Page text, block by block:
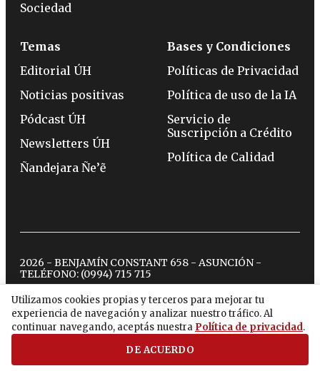
Utilizamos cookies propias y terceros para mejorar tu
experiencia de navegación y analizar nuestro tráfico. Al
continuar navegando, aceptás nuestra Política de privacidad.
DE ACUERDO
Sociedad
Temas
Editorial ÚH
Noticias positivas
Pódcast ÚH
Newsletters ÚH
Ñandejara Ñe’ẽ
Bases y Condiciones
Políticas de Privacidad
Política de uso de la IA
Servicio de
Suscripción a Crédito
Política de Calidad
2026 - BENJAMÍN CONSTANT 658 - ASUNCIÓN -
TELÉFONO: (0994) 715 715
twitterinstagram
facebook
tiktokyoutubespotify